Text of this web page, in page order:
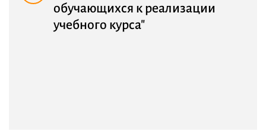
обучающихся к реализации
учебного курса"